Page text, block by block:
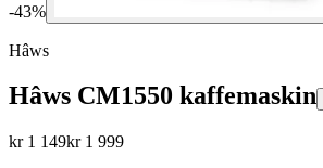
-43%
Hâws
Hâws CM1550 kaffemaskin
kr 1 149kr 1 999